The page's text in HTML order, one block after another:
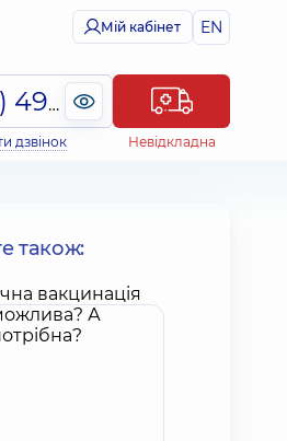
Мій кабінет EN
(044) 495-2-888
дзвінок Невідкладна
також: